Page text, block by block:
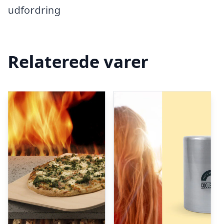
udfordring
Relaterede varer